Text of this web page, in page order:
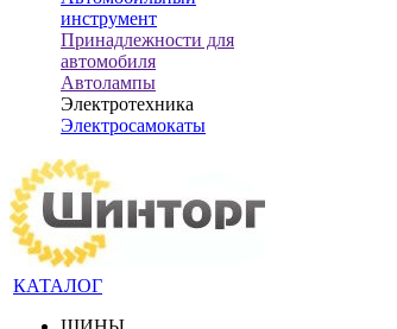
инструмент
Принадлежности для
автомобиля
Автолампы
Электротехника
Электросамокаты
КАТАЛОГ